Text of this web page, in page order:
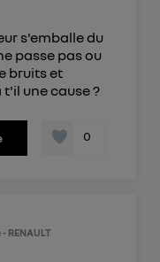
s'emballe du
passe pas ou
bruits et
une cause ?
0
RENAULT